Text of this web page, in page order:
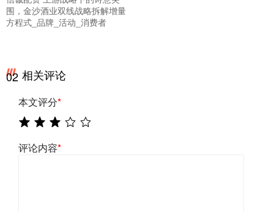
围，金沙酒业双线战略拆解增量
方程式_品牌_活动_消费者
02 相关评论
本文评分*
评论内容*